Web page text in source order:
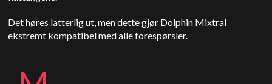
Det høres latterlig ut, men dette gjør Dolphin Mixtral
ekstremt kompatibel med alle forespørsler.